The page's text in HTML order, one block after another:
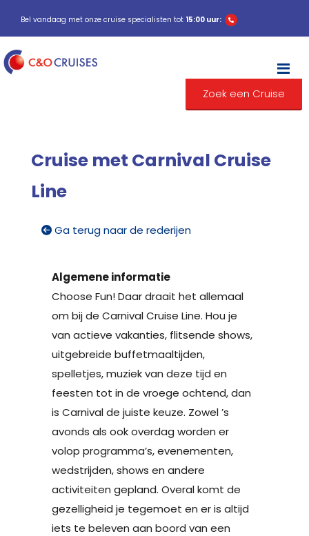
Bel vandaag met onze cruise specialisten tot 15:00 uur:
Zoek een Cruise
Cruise met Carnival Cruise
Line
Ga terug naar de rederijen
Algemene informatie
Choose Fun! Daar draait het allemaal
om bij de Carnival Cruise Line. Hou je
van actieve vakanties, flitsende shows,
uitgebreide buffetmaaltijden,
spelletjes, muziek van deze tijd en
feesten tot in de vroege ochtend, dan
is Carnival de juiste keuze. Zowel ’s
avonds als ook overdag worden er
volop programma’s, evenementen,
wedstrijden, shows en andere
activiteiten gepland. Overal komt de
gezelligheid je tegemoet en er is altijd
iets te beleven aan boord van een